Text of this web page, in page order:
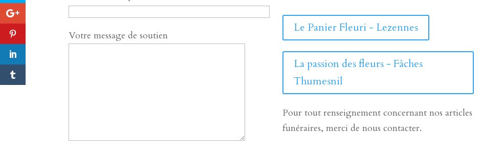
Votre message de soutien
Le Panier Fleuri - Lezennes
La passion des fleurs - Fâches
Thumesnil
Pour tout renseignement concernant nos articles
funéraires, merci de nous contacter.